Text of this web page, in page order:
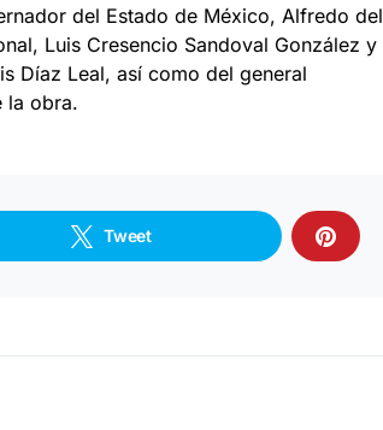
del Estado de México, Alfredo del
Luis Cresencio Sandoval González y
Díaz Leal, así como del general
la obra.
Tweet